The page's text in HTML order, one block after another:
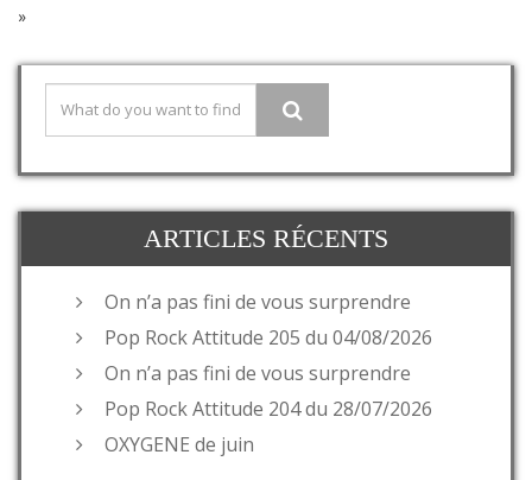
»
ARTICLES RÉCENTS
On n’a pas fini de vous surprendre
Pop Rock Attitude 205 du 04/08/2026
On n’a pas fini de vous surprendre
Pop Rock Attitude 204 du 28/07/2026
OXYGENE de juin